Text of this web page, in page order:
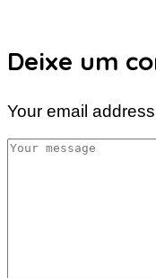
Deixe um
Your email